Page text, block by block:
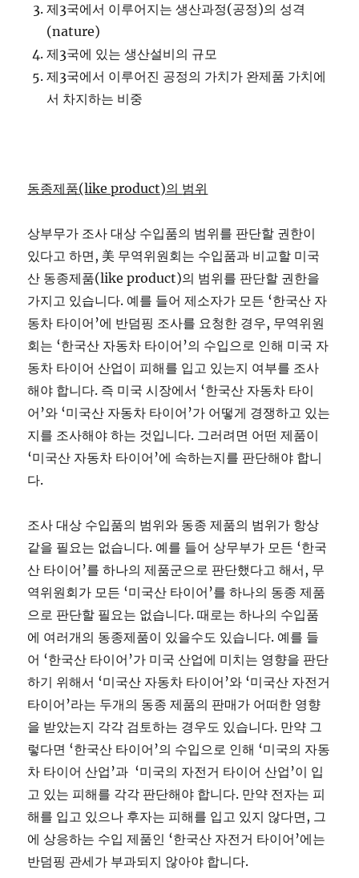
제3국에서 이루어지는 생산과정(공정)의 성격
(nature)
제3국에 있는 생산설비의 규모
제3국에서 이루어진 공정의 가치가 완제품 가치에
서 차지하는 비중
동종제품(like product)의 범위
상부무가 조사 대상 수입품의 범위를 판단할 권한이
있다고 하면, 美 무역위원회는 수입품과 비교할 미국
산 동종제품(like product)의 범위를 판단할 권한을
가지고 있습니다. 예를 들어 제소자가 모든 ‘한국산 자
동차 타이어’에 반덤핑 조사를 요청한 경우, 무역위원
회는 ‘한국산 자동차 타이어’의 수입으로 인해 미국 자
동차 타이어 산업이 피해를 입고 있는지 여부를 조사
해야 합니다. 즉 미국 시장에서 ‘한국산 자동차 타이
어’와 ‘미국산 자동차 타이어’가 어떻게 경쟁하고 있는
지를 조사해야 하는 것입니다. 그러려면 어떤 제품이
‘미국산 자동차 타이어’에 속하는지를 판단해야 합니
다.
조사 대상 수입품의 범위와 동종 제품의 범위가 항상
같을 필요는 없습니다. 예를 들어 상무부가 모든 ‘한국
산 타이어’를 하나의 제품군으로 판단했다고 해서, 무
역위원회가 모든 ‘미국산 타이어’를 하나의 동종 제품
으로 판단할 필요는 없습니다. 때로는 하나의 수입품
에 여러개의 동종제품이 있을수도 있습니다. 예를 들
어 ‘한국산 타이어’가 미국 산업에 미치는 영향을 판단
하기 위해서 ‘미국산 자동차 타이어’와 ‘미국산 자전거
타이어’라는 두개의 동종 제품의 판매가 어떠한 영향
을 받았는지 각각 검토하는 경우도 있습니다. 만약 그
렇다면 ‘한국산 타이어’의 수입으로 인해 ‘미국의 자동
차 타이어 산업’과 ‘미국의 자전거 타이어 산업’이 입
고 있는 피해를 각각 판단해야 합니다. 만약 전자는 피
해를 입고 있으나 후자는 피해를 입고 있지 않다면, 그
에 상응하는 수입 제품인 ‘한국산 자전거 타이어’에는
반덤핑 관세가 부과되지 않아야 합니다.